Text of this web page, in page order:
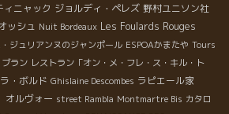
ィニャック ジョルディ・ペレズ 野村ユニソン社
ッシュ Nuit Bordeaux Les Foulards Rouges
ジュリアンヌのジャンポール ESPOAかまたや Tours
ラン レストラン「オン・メ・フレ・ス・キル・ト
・ボルド Ghislaine Descombes ラピエール家
ルヴォー street Rambla Montmartre Bis カタロ